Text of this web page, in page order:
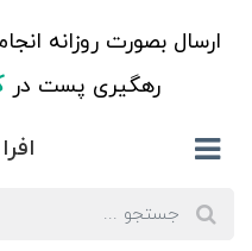
ارسال بصورت روزانه
رهگیری پست در